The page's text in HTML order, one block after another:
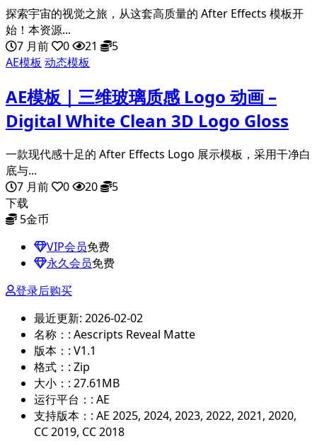
探索宇宙的视觉之旅，从这套高质量的 After Effects 模板开
始！本资源...
7 月前
0 21
5
AE模板 动态模板
AE模板｜三维玻璃质感 Logo 动画 –
Digital White Clean 3D Logo Gloss
一款现代感十足的 After Effects Logo 展示模板，采用干净白
底与...
7 月前
0 20
5
下载
5金币
VIP会员免费
永久会员免费
登录后购买
最近更新: 2026-02-02
名称：: Aescripts Reveal Matte
版本：: V1.1
格式：: Zip
大小：: 27.61MB
运行平台：: AE
支持版本：: AE 2025, 2024, 2023, 2022, 2021, 2020,
CC 2019, CC 2018